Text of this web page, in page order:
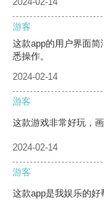
游客
这款app的用户界面
悉操作。
2024-02-14
游客
这款游戏非常好玩，
2024-02-14
游客
这款app是我娱乐的好